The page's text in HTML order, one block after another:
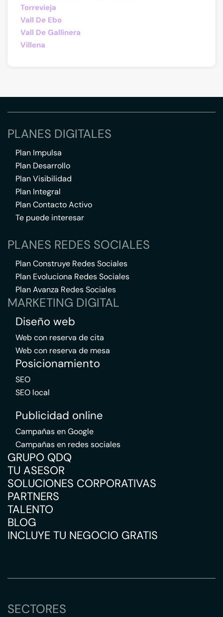
Torrevieja
Vall De Ebo
Vall De Gallinera
Villena
PLANES DIGITALES
Plan Impulsa
Plan Desarrollo
Plan Visibilidad
Plan Integral
Plan Contacto Activo
Te puede interesar
PLANES REDES SOCIALES
Plan Construye Redes Sociales
Plan Evoluciona Redes Sociales
Plan Avanza Redes Sociales
MARKETING DIGITAL
Diseño web
Web con reserva de cita
Web con reserva de mesa
Posicionamiento
SEO
SEO local
Publicidad online
Campañas en Google
Campañas en redes sociales
GRUPO QDQ
TU ASESOR
SOLUCIONES CORPORATIVAS
PARTNERS
TALENTO
BLOG
INCLUYE TU NEGOCIO GRATIS
SECTORES